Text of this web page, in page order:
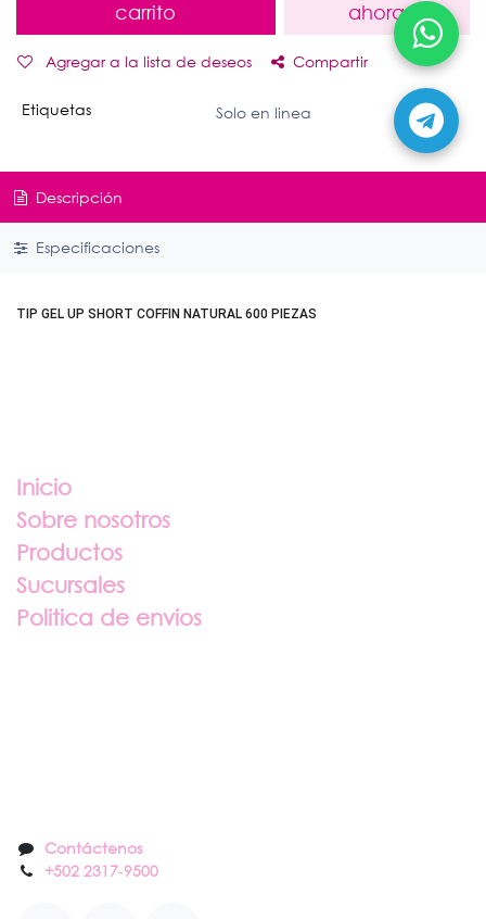
carrito
ahora
Agregar a la lista de deseos Compartir
Etiquetas Solo en linea
Descripción
Especificaciones
TIP GEL UP SHORT COFFIN NATURAL 600 PIEZAS
Inicio
Sobre nosotros
Productos
Sucursales
Politica de envios
Contáctenos
+502 2317-9500